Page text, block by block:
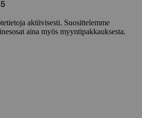
aktiivisesti. Suosittelemme
aina myös myyntipakkauksesta.